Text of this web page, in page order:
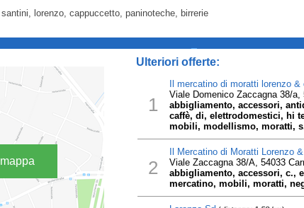
santini, lorenzo, cappuccetto, paninoteche, birrerie
Ulteriori offerte:
1
Il mercatino di moratti lorenzo
Viale Domenico Zaccagna 38/a,
abbigliamento, accessori,
caffè, di, elettrodomestici, hi
mobili, modellismo, moratti,
2
Il Mercatino di Moratti Lorenzo
Viale Zaccagna 38/A, 54033
abbigliamento, accessori, c.,
mercatino, mobili, moratti,